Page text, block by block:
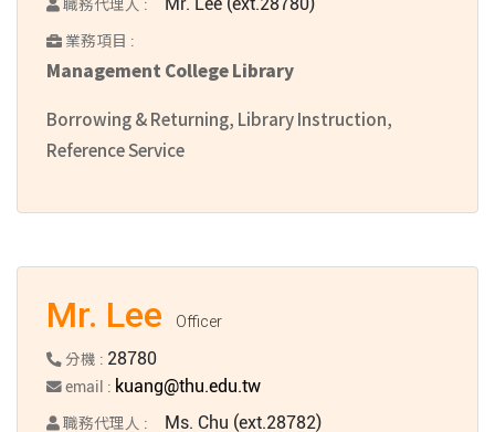
職務代理人 : Mr. Lee (ext.28780)
業務項目 :
Management College Library
Borrowing & Returning, Library Instruction,
Reference Service
Mr. Lee Officer
分機 : 28780
email : kuang@thu.edu.tw
職務代理人 : Ms. Chu (ext.28782)